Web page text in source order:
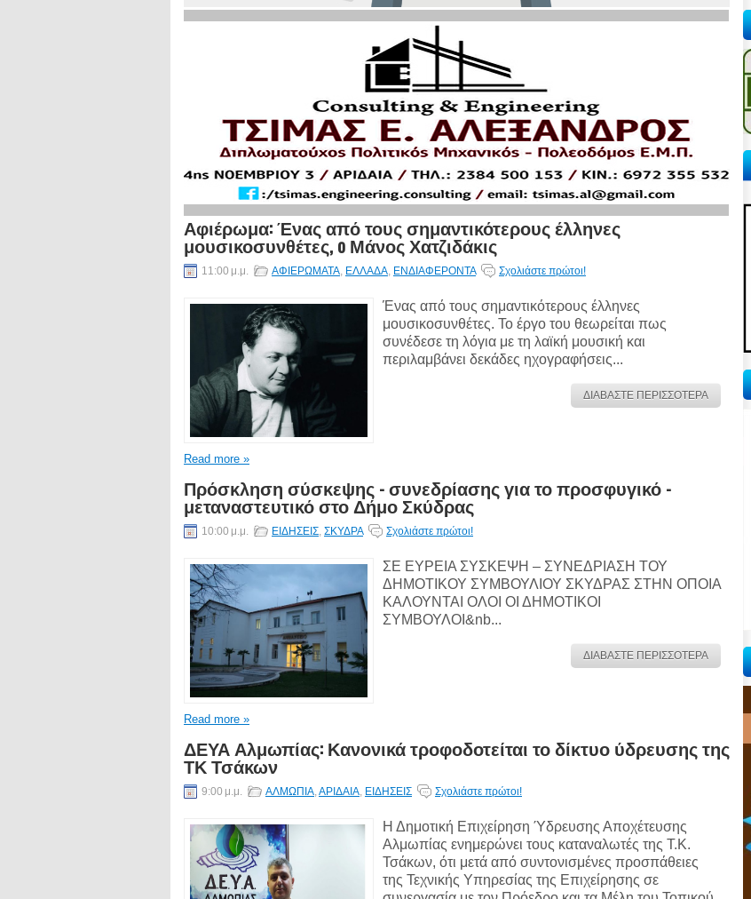
Αφιέρωμα: Ένας από τους σημαντικότερους έλληνες
μουσικοσυνθέτες, o Μάνος Χατζιδάκις
11:00 μ.μ. ΑΦΙΕΡΩΜΑΤΑ, ΕΛΛΑΔΑ, ΕΝΔΙΑΦΕΡΟΝΤΑ Σχολιάστε πρώτοι!
Ένας από τους σημαντικότερους έλληνες
μουσικοσυνθέτες. Το έργο του θεωρείται πως
συνέδεσε τη λόγια με τη λαϊκή μουσική και
περιλαμβάνει δεκάδες ηχογραφήσεις...
ΔΙΑΒΑΣΤΕ ΠΕΡΙΣΣΟΤΕΡΑ
Read more »
Πρόσκληση σύσκεψης - συνεδρίασης για το προσφυγικό -
μεταναστευτικό στο Δήμο Σκύδρας
10:00 μ.μ. ΕΙΔΗΣΕΙΣ, ΣΚΥΔΡΑ Σχολιάστε πρώτοι!
ΣΕ ΕΥΡΕΙΑ ΣΥΣΚΕΨΗ – ΣΥΝΕΔΡΙΑΣΗ ΤΟΥ
ΔΗΜΟΤΙΚΟΥ ΣΥΜΒΟΥΛΙΟΥ ΣΚΥΔΡΑΣ ΣΤΗΝ ΟΠΟΙΑ
ΚΑΛΟΥΝΤΑΙ ΟΛΟΙ ΟΙ ΔΗΜΟΤΙΚΟΙ
ΣΥΜΒΟΥΛΟΙ&nb...
ΔΙΑΒΑΣΤΕ ΠΕΡΙΣΣΟΤΕΡΑ
Read more »
ΔΕΥΑ Αλμωπίας: Κανονικά τροφοδοτείται το δίκτυο ύδρευσης της
ΤΚ Τσάκων
9:00 μ.μ. ΑΛΜΩΠΙΑ,ΑΡΙΔΑΙΑ, ΕΙΔΗΣΕΙΣ Σχολιάστε πρώτοι!
Η Δημοτική Επιχείρηση Ύδρευσης Αποχέτευσης
Αλμωπίας ενημερώνει τους καταναλωτές της Τ.Κ.
Τσάκων, ότι μετά από συντονισμένες προσπάθειες
της Τεχνικής Υπηρεσίας της Επιχείρησης σε